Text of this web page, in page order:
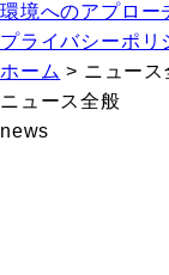
環境へのアプロー
プライバシーポリ
ホーム > ニュース
ニュース全般
news